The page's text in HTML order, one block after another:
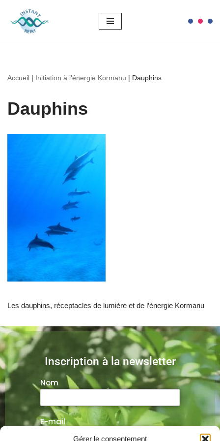
Gérer le consentement
Aller
Accueil | Initiation à l’énergie Kormanu | Dauphins
Dauphins
Les dauphins, réceptacles de lumière et de l’énergie Kormanu
Inscription à la newsletter
Nom
E-mail